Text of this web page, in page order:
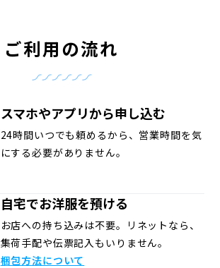
ご利用の流れ
スマホやアプリから申し込む
24時間いつでも頼めるから、営業時間を気
にする必要がありません。
自宅でお洋服を預ける
お店への持ち込みは不要。リネットなら、
集荷手配や伝票記入もいりません。
梱包方法について